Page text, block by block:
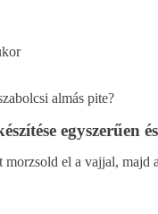
egyszerűen
el a vajjal, majd